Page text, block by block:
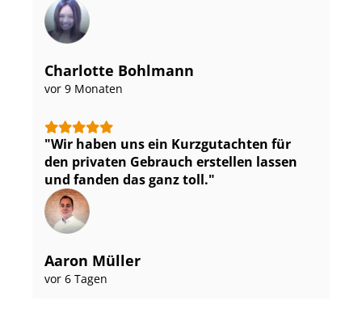
Charlotte Bohlmann
vor 9 Monaten
Wir haben uns ein Kurzgutachten für
den privaten Gebrauch erstellen lassen
und fanden das ganz toll.
Aaron Müller
vor 6 Tagen